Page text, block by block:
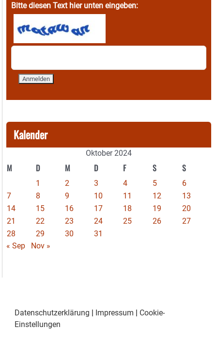
Bitte diesen Text hier unten eingeben:
Kalender
Oktober 2024
M D M D F S S
1 2 3 4 5
6
7
8 9 10 11 12
13
14
15 16 17 18 19
20
21
22 23 24 25 26
27
28
29 30
31
« Sep
Nov »
Datenschutzerklärung | Impressum | Cookie-
Einstellungen